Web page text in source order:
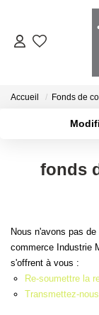
Accueil Fonds de
Type de bien
Créer
fonds
Nous n'avons pas
commerce Industrie
s'offrent à vous :
Re-soumettre la
Transmettez-